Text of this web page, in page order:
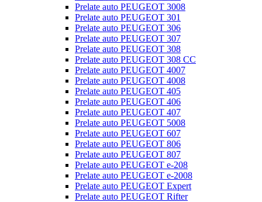
Prelate auto PEUGEOT 3008
Prelate auto PEUGEOT 301
Prelate auto PEUGEOT 306
Prelate auto PEUGEOT 307
Prelate auto PEUGEOT 308
Prelate auto PEUGEOT 308 CC
Prelate auto PEUGEOT 4007
Prelate auto PEUGEOT 4008
Prelate auto PEUGEOT 405
Prelate auto PEUGEOT 406
Prelate auto PEUGEOT 407
Prelate auto PEUGEOT 5008
Prelate auto PEUGEOT 607
Prelate auto PEUGEOT 806
Prelate auto PEUGEOT 807
Prelate auto PEUGEOT e-208
Prelate auto PEUGEOT e-2008
Prelate auto PEUGEOT Expert
Prelate auto PEUGEOT Rifter